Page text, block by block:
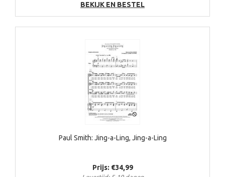
BEKIJK EN BESTEL
Paul Smith: Jing-a-Ling, Jing-a-Ling
Prijs: €34,99